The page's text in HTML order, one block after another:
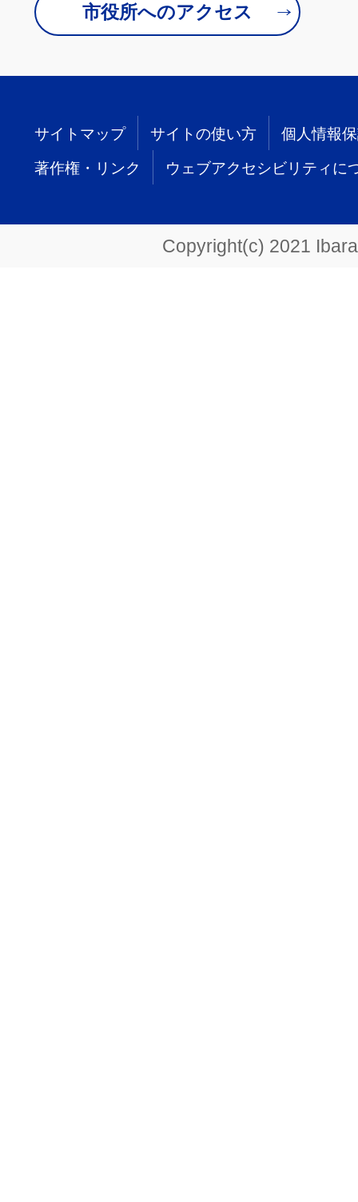
市役所へのアクセス
サイトマップ サイトの使い方 個人情報
著作権・リンク ウェブアクセシビリティに
Copyright(c) 2021